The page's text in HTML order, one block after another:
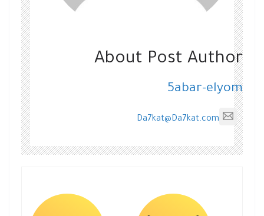
About Post Author
5abar-elyom
Da7kat@Da7kat.com